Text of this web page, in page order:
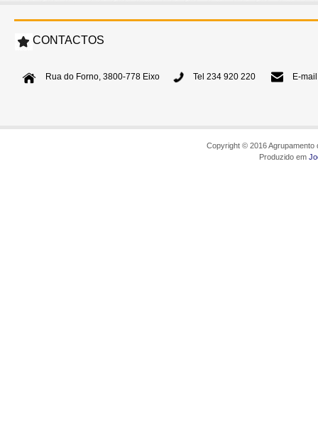
CONTACTOS
Rua do Forno, 3800-778 Eixo Tel 234 920 220 E-
Copyright © 2016
Produzido em